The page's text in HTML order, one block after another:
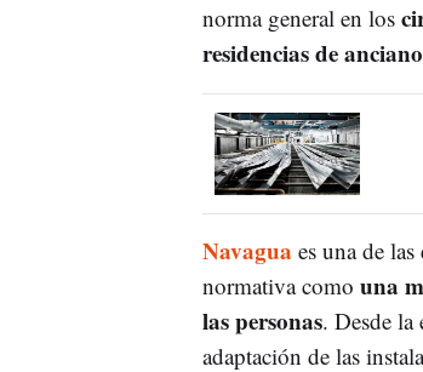
norma general en los
residencias de
Navagua es una de
normativa como una
las personas. Desde la
adaptación de las